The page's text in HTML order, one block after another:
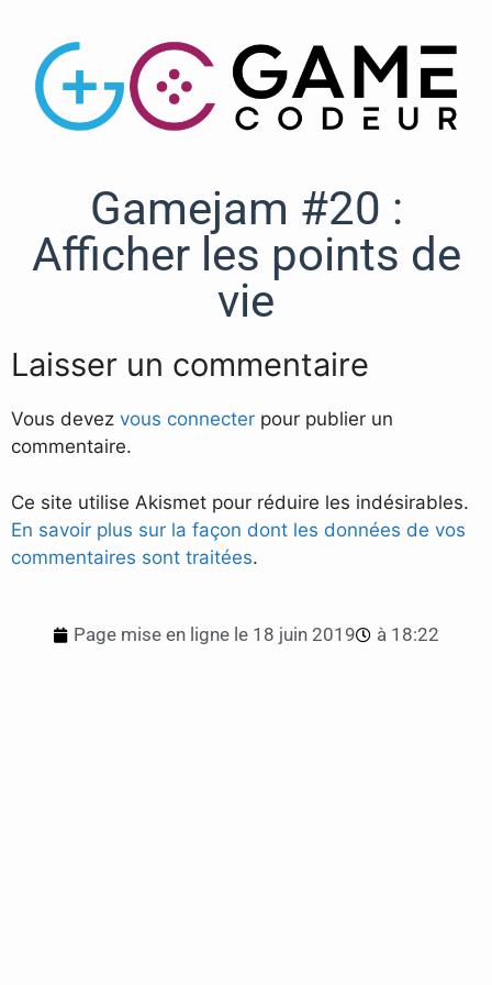
Gamejam #20 :
Afficher les points de
vie
Laisser un commentaire
Vous devez vous connecter pour publier un
commentaire.
Ce site utilise Akismet pour réduire les indésirables.
En savoir plus sur la façon dont les données de vos
commentaires sont traitées.
Page mise en ligne le 18 juin 2019 à 18:22